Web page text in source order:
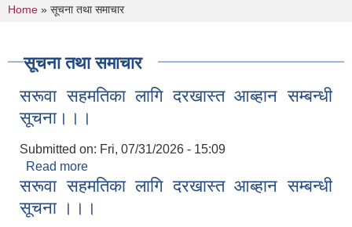
You are here
Home » सूचना तथा समाचार
सूचना तथा समाचार
सरूवा सहमतिका लागि दरखास्त आब्हान सम्बन्धी
सूचना।।।
Submitted on: Fri, 07/31/2026 - 15:09
Read more
सूचना।।।
सरूवा सहमतिका लागि दरखास्त आब्हान सम्बन्धी
सूचना ।।।